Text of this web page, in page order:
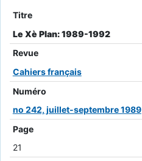
Titre
Le Xè Plan: 1989-1992
Revue
Cahiers français
Numéro
no 242, juillet-septembre 1989
Page
21